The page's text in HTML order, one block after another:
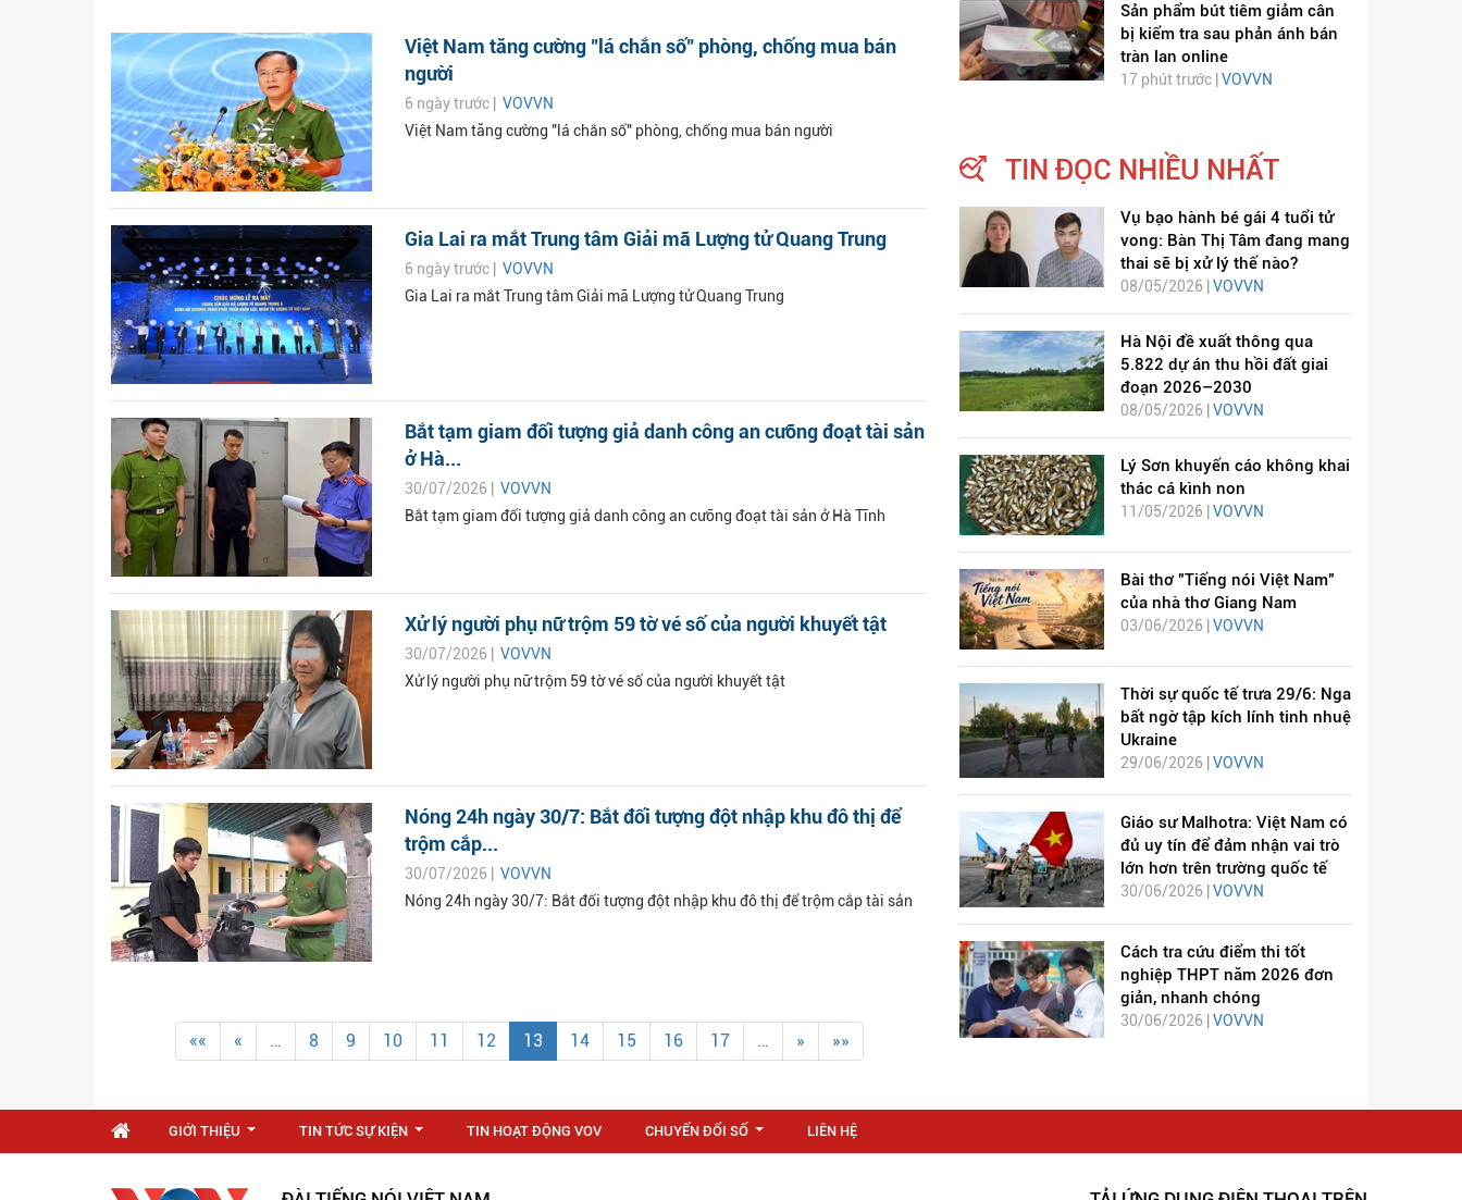
Việt Nam tăng cường "lá chắn số" phòng, chống mua bán
người
6 ngày trước | VOVVN
Việt Nam tăng cường "lá chắn số" phòng, chống mua bán người
Gia Lai ra mắt Trung tâm Giải mã Lượng tử Quang Trung
6 ngày trước | VOVVN
Gia Lai ra mắt Trung tâm Giải mã Lượng tử Quang Trung
Bắt tạm giam đối tượng giả danh công an cưỡng đoạt tài sản
ở Hà...
30/07/2026 | VOVVN
Bắt tạm giam đối tượng giả danh công an cưỡng đoạt tài sản ở Hà Tĩnh
Xử lý người phụ nữ trộm 59 tờ vé số của người khuyết tật
30/07/2026 | VOVVN
Xử lý người phụ nữ trộm 59 tờ vé số của người khuyết tật
Nóng 24h ngày 30/7: Bắt đối tượng đột nhập khu đô thị để
trộm cắp...
30/07/2026 | VOVVN
Nóng 24h ngày 30/7: Bắt đối tượng đột nhập khu đô thị để trộm cắp tài sản
«« « … 8 9 10 11 12 13 14 15 16 17 … » »»
Sản phẩm bút tiêm giảm cân
bị kiểm tra sau phản ánh bán
tràn lan online
17 phút trước | VOVVN
TIN ĐỌC NHIỀU NHẤT
Vụ bạo hành bé gái 4 tuổi tử
vong: Bàn Thị Tâm đang mang
thai sẽ bị xử lý thế nào?
08/05/2026 | VOVVN
Hà Nội đề xuất thông qua
5.822 dự án thu hồi đất giai
đoạn 2026–2030
08/05/2026 | VOVVN
Lý Sơn khuyến cáo không khai
thác cá kình non
11/05/2026 | VOVVN
Bài thơ "Tiếng nói Việt Nam"
của nhà thơ Giang Nam
03/06/2026 | VOVVN
Thời sự quốc tế trưa 29/6: Nga
bất ngờ tập kích lính tinh nhuệ
Ukraine
29/06/2026 | VOVVN
Giáo sư Malhotra: Việt Nam có
đủ uy tín để đảm nhận vai trò
lớn hơn trên trường quốc tế
30/06/2026 | VOVVN
Cách tra cứu điểm thi tốt
nghiệp THPT năm 2026 đơn
giản, nhanh chóng
30/06/2026 | VOVVN
GIỚI THIỆU TIN TỨC SỰ KIỆN TIN HOẠT ĐỘNG VOV CHUYỂN ĐỔI SỐ LIÊN HỆ